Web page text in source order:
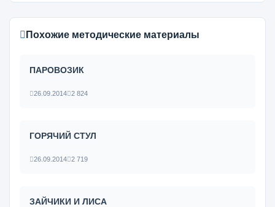
Похожие методические материалы
ПАРОВОЗИК
26.09.2014 2 824
ГОРЯЧИЙ СТУЛ
26.09.2014 2 719
ЗАЙЧИКИ И ЛИСА